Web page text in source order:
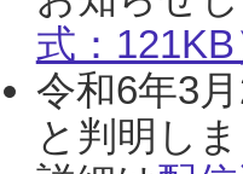
式：121KB
令和6年3
と判明し